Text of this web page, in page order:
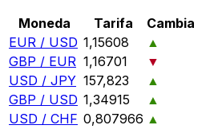
Moneda Tarifa
Cambia
EUR / USD 1,15608
▲
GBP / EUR 1,16701
▼
USD / JPY 157,823
▲
GBP / USD 1,34915
▲
USD / CHF 0,807966 ▲